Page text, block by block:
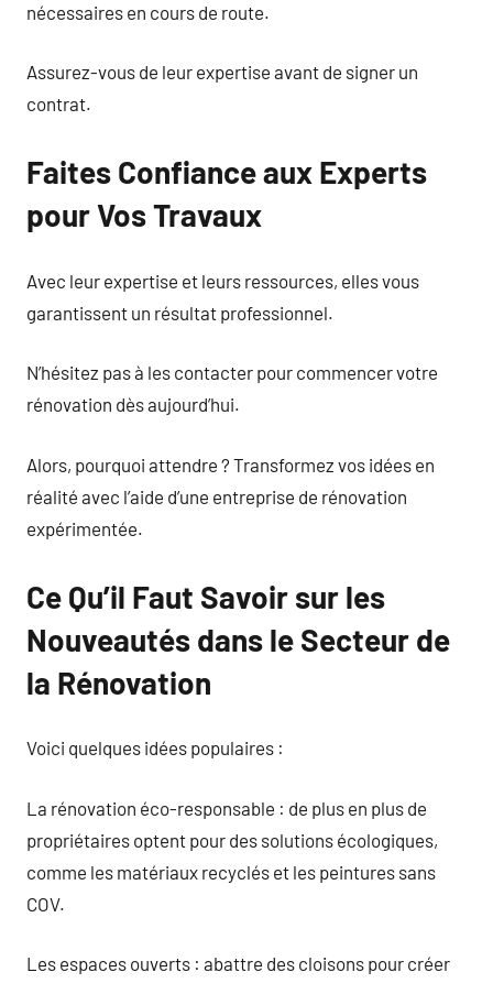
nécessaires en cours de route.
Assurez-vous de leur expertise avant de signer un
contrat.
Faites Confiance aux Experts
pour Vos Travaux
Avec leur expertise et leurs ressources, elles vous
garantissent un résultat professionnel.
N’hésitez pas à les contacter pour commencer votre
rénovation dès aujourd’hui.
Alors, pourquoi attendre ? Transformez vos idées en
réalité avec l’aide d’une entreprise de rénovation
expérimentée.
Ce Qu’il Faut Savoir sur les
Nouveautés dans le Secteur de
la Rénovation
Voici quelques idées populaires :
La rénovation éco-responsable : de plus en plus de
propriétaires optent pour des solutions écologiques,
comme les matériaux recyclés et les peintures sans
COV.
Les espaces ouverts : abattre des cloisons pour créer